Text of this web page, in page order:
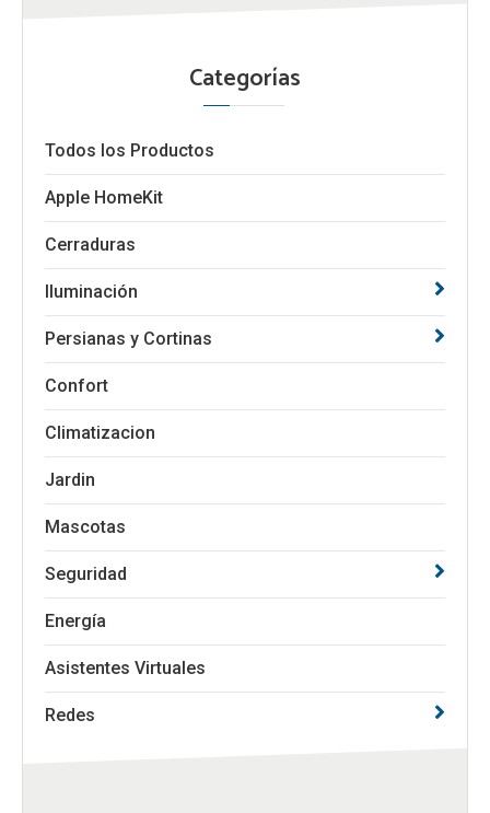
Categorías
Todos los Productos
Apple HomeKit
Cerraduras
Iluminación
Persianas y Cortinas
Confort
Climatizacion
Jardin
Mascotas
Seguridad
Energía
Asistentes Virtuales
Redes